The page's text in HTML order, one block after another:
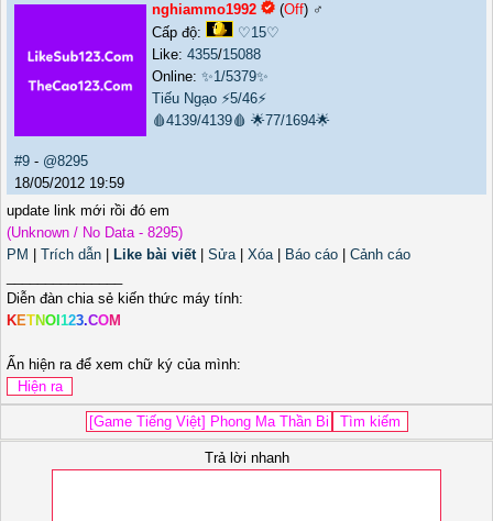
nghiammo1992 (Off) ♂️
Cấp độ:
♡15♡
Like: 4355/15088
Online: ✨1/5379✨
Tiếu Ngạo ⚡5/46⚡
🩸4139/4139🩸 🌟77/1694🌟
#9 - @8295
18/05/2012 19:59
update link mới rồi đó em
(Unknown / No Data - 8295)
PM
Trích dẫn Like bài viết| Sửa| Xóa| Báo cáo
Cảnh cáo
Diễn đàn chia sẻ kiến thức máy tính:
KETNO 123.COM
Ấn hiện ra để xem chữ ký của mình:
Trả lời nhanh